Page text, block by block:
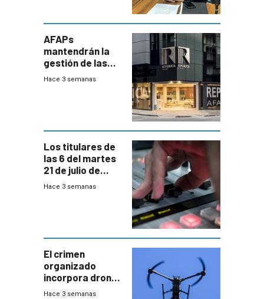
AFAPs
mantendrán la
gestión de las
cuentas
Hace 3 semanas
Los titulares de
las 6 del martes
21 de julio de
2026
Hace 3 semanas
El crimen
organizado
incorpora drones
y abre un nuevo
Hace 3 semanas